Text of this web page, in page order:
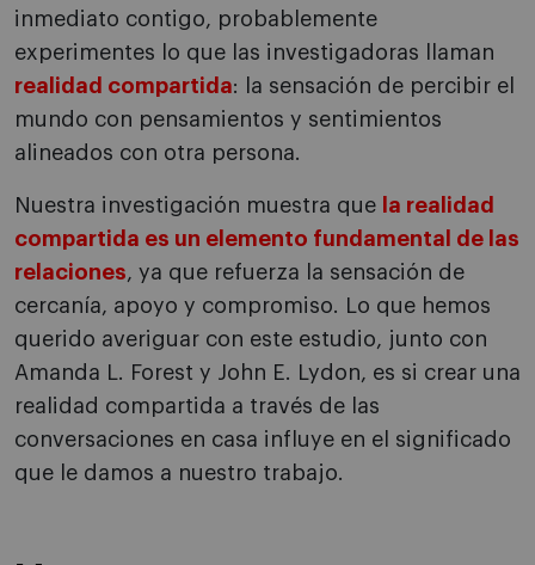
inmediato contigo, probablemente
experimentes lo que las investigadoras llaman
realidad compartida: la sensación de percibir el
mundo con pensamientos y sentimientos
alineados con otra persona.
Nuestra investigación muestra que
la realidad
compartida es un elemento fundamental de las
relaciones, ya que refuerza la sensación de
cercanía, apoyo y compromiso. Lo que hemos
querido averiguar con este estudio, junto con
Amanda L. Forest y John E. Lydon, es si crear una
realidad compartida a través de las
conversaciones en casa influye en el significado
que le damos a nuestro trabajo.